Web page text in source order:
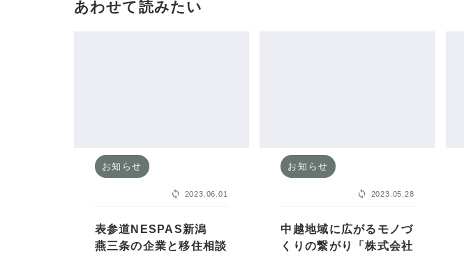
あわせて読みたい
お知らせ
2023.06.01
表参道NESPAS新潟
燕三条の企業と移住相談
お知らせ
2023.05.28
中越地域に広がるモノづ
くりの繋がり「株式会社